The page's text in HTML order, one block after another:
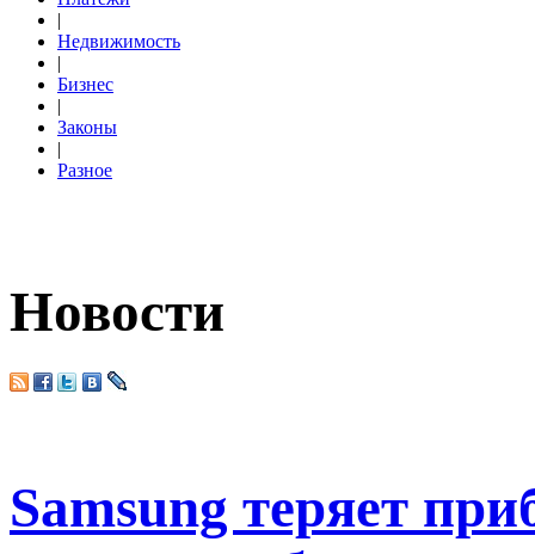
|
Недвижимость
|
Бизнес
|
Законы
|
Разное
Новости
Samsung теряет